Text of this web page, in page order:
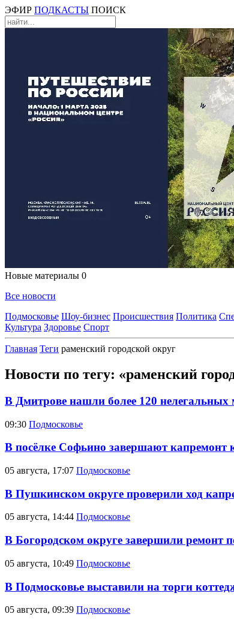
ЭФИР ПОДКАСТЫ ПОИСК
Новые материалы 0
Все новости
Подмосковье Шоу-бизнес Происшествия Политика
Культура Здоровье Спорт
Главная Теги раменский городской округ
Новости по тегу: «раменский
В Дмитрове нашли более 120 нелегальных
09:30 Подмосковье
В посёлке Софьино завершают капремонт
05 августа, 17:07 Подмосковье
В Пушкинском округе проверили ход
05 августа, 14:44 Подмосковье
В Богородском округе завершили ремонт
05 августа, 10:49 Подмосковье
В Подмосковье выставили на торги
05 августа, 09:39 Подмосковье